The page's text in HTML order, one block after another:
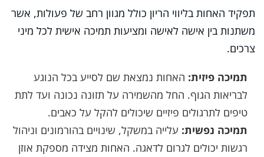
תפקיד האחות בליווי הריון כולל מגוון רחב של פעולות, אשר
משתנות בין אישה לאישה ומציעות תמיכה אישית לכל מיני
צרכים.
תמיכה פיזית: האחות נמצאת שם לסייע בכל הנוגע
לבריאות הגוף. החל מהשמירה על תזונה נכונה ועד לתת
טיפים לתרגולים פיזיים שיכולים להקל על כאבים.
תמיכה נפשית: עלייה במשקל, שינויים בהורמונים וניהול
רגשות יכולים לגרום לדאגה. האחות מצידה מספקת אוזן